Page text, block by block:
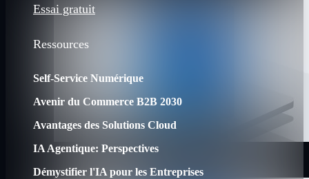
Essai gratuit
Ressources
Self-Service Numérique
Avenir du Commerce B2B 2030
Avantages des Solutions Cloud
IA Agentique: Perspectives
Démystifier l'IA pour les Entreprises